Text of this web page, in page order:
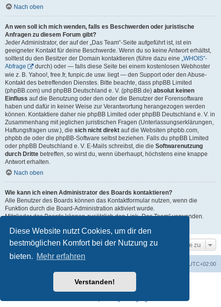
Diese Website nutzt Cookies, um dir den
bestmöglichen Komfort bei der Nutzung zu
bieten. Mehr erfahren
Verstanden!
Nach oben
An wen soll ich mich wenden, falls es Beschwerden oder juristische
Anfragen zu diesem Forum gibt?
Jeder Administrator, der auf der „Das Team“-Seite aufgeführt ist, ist ein
geeigneter Kontakt für deine Beschwerde. Wenn du so keine Antwort erhältst,
solltest du den Besitzer der Domain kontaktieren (führe dazu eine „WHOIS“-
Abfrage
durch) oder — falls diese Seite bei einem kostenlosen Webhoster
wie z. B. Yahoo!, free.fr, funpic.de usw. liegt — den Support oder den Abuse-
Kontakt des betreffenden Dienstes. Bitte beachte, dass phpBB Limited
(phpBB.com) und phpBB Deutschland e. V. (phpBB.de) absolut keinen
Einfluss auf die Benutzung oder den oder die Benutzer der Forensoftware
haben und dafür in keiner Weise zur Verantwortung herangezogen werden
können. Kontaktiere daher nie phpBB Limited oder phpBB Deutschland e. V. in
Zusammenhang mit jeglichen juristischen Fragen (Unterlassungserklärungen,
Haftungsfragen usw.), die sich nicht direkt auf die Websiten phpbb.com,
phpbb.de oder die phpBB-Software selbst beziehen. Falls du phpBB Limited
oder phpBB Deutschland e. V. E-Mails schreibst, die die Softwarenutzung
durch Dritte betreffen, so wirst du, wenn überhaupt, höchstens eine knappe
Antwort erhalten.
Nach oben
Wie kann ich einen Administrator des Boards kontaktieren?
Alle Benutzer des Boards können das Kontaktformular nutzen, wenn die
Funktion durch die Board-Administration aktiviert wurde.
Mitglieder des Boards können zusätzlich den Link „Das Team“ verwenden.
Nach oben
Gehe zu
UTC+02:00
Powered byphpBB® Forum Software © phpBB Limited
phpBB.de